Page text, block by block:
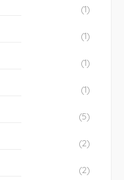
(1)
(1)
(1)
(1)
(5)
(2)
(2)